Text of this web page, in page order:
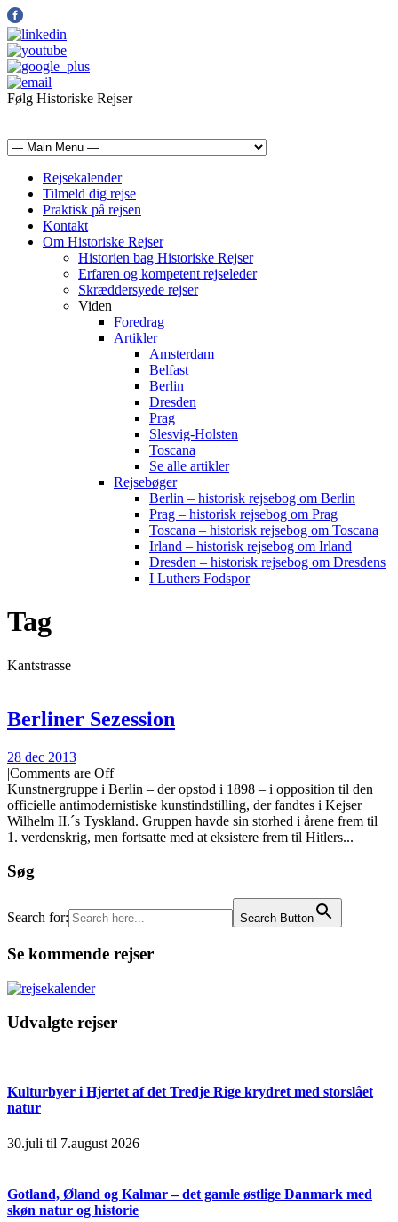
Følg Historiske Rejser
Rejsekalender
Tilmeld dig rejse
Praktisk på rejsen
Kontakt
Om Historiske Rejser
Historien bag Historiske Rejser
Erfaren og kompetent rejseleder
Skræddersyede rejser
Viden
Foredrag
Artikler
Amsterdam
Belfast
Berlin
Dresden
Prag
Slesvig-Holsten
Toscana
Se alle artikler
Rejsebøger
Berlin – historisk rejsebog om Berlin
Prag – historisk rejsebog om Prag
Toscana – historisk rejsebog om Toscana
Irland – historisk rejsebog om Irland
Dresden – historisk rejsebog om Dresdens
I Luthers Fodspor
Tag
Kantstrasse
Berliner Sezession
28 dec 2013
|Comments are Off
Kunstnergruppe i Berlin – der opstod i 1898 – i opposition til den
officielle antimodernistiske kunstindstilling, der fandtes i Kejser
Wilhelm II.´s Tyskland. Gruppen havde sin storhed i årene frem til
1. verdenskrig, men fortsatte med at eksistere frem til Hitlers...
Søg
Search for: Search Button
Se kommende rejser
Udvalgte rejser
Kulturbyer i Hjertet af det Tredje Rige krydret med storslået
natur
30.juli til 7.august 2026
Gotland, Øland og Kalmar – det gamle østlige Danmark med
skøn natur og historie